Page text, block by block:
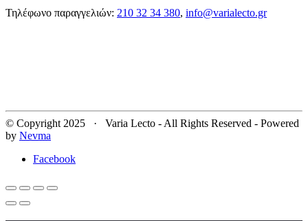
Τηλέφωνο παραγγελιών: 210 32 34 380, info@varialecto.gr
© Copyright 2025 · Varia Lecto - All Rights Reserved - Powered
by Nevma
Facebook